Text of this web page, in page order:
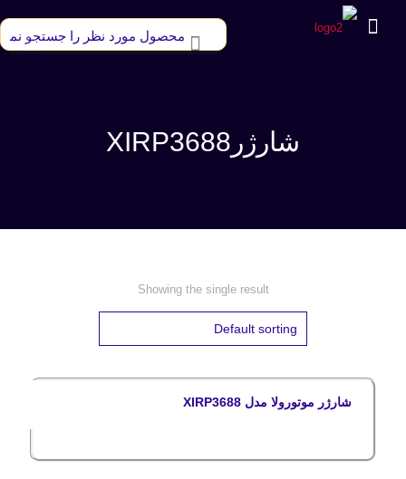
شارژرXIRP3688
Showing the single result
شارژر موتورولا مدل XIRP3688